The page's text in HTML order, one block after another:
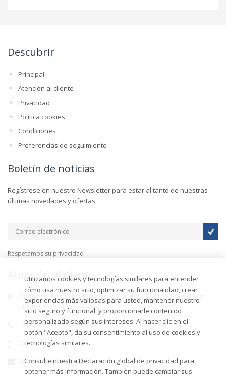
Descubrir
Principal
Atención al cliente
Privacidad
Política cookies
Condiciones
Preferencias de seguimiento
Boletín de noticias
Regístrese en nuestro Newsletter para estar al tanto de nuestras
últimas novedades y ofertas
Respetamos su privacidad
Atención al cliente
Dirección. Paseo Marítimo de la Concha, 12, Oropesa del Mar
(12594), Castellón, España.
Teléfono. 964 310 099
Móvil.
Email. info@hotelmarina.com.es
Utilizamos cookies y tecnologías similares para entender
cómo usa nuestro sitio, optimizar su funcionalidad, crear
experiencias más valiosas para usted, mantener nuestro
sitio seguro y funcional, y proporcionarle contenido
personalizado según sus intereses. Al hacer clic en el
botón "Acepto", da su consentimiento al uso de cookies y
tecnologías similares.
Consulte nuestra Declaración global de privacidad para
obtener más información. También puede cambiar sus